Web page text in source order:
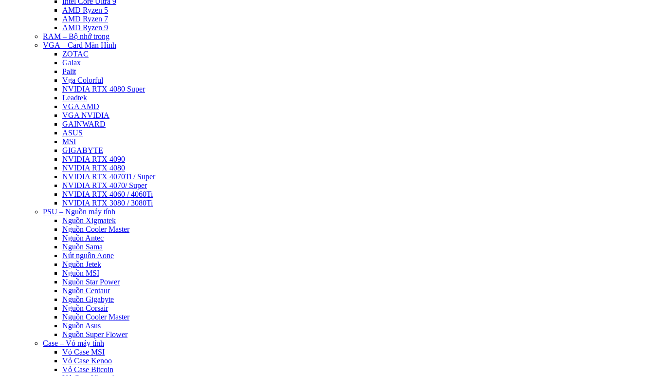
AMD Ryzen 5
AMD Ryzen 7
AMD Ryzen 9
RAM – Bộ nhớ trong
VGA – Card Màn Hình
ZOTAC
Galax
Palit
Vga Colorful
NVIDIA RTX 4080 Super
Leadtek
VGA AMD
VGA NVIDIA
GAINWARD
ASUS
MSI
GIGABYTE
NVIDIA RTX 4090
NVIDIA RTX 4080
NVIDIA RTX 4070Ti / Super
NVIDIA RTX 4070/ Super
NVIDIA RTX 4060 / 4060Ti
NVIDIA RTX 3080 / 3080Ti
PSU – Nguồn máy tính
Nguồn Xigmatek
Nguồn Cooler Master
Nguồn Antec
Nguồn Sama
Nút nguồn Aone
Nguồn Jetek
Nguồn MSI
Nguồn Star Power
Nguồn Centaur
Nguồn Gigabyte
Nguồn Corsair
Nguồn Cooler Master
Nguồn Asus
Nguồn Super Flower
Case – Vỏ máy tính
Vỏ Case MSI
Vỏ Case Kenoo
Vỏ Case Bitcoin